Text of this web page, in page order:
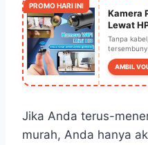
PROMO HARI INI
Kamera
Lewat
Tanpa
AMBIL
Jika Anda terus-
murah, Anda hanya